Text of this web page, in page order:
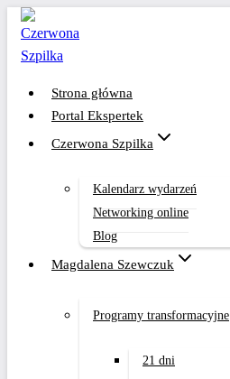
Przejdź
treści
Strona główna
Portal Ekspertek
Czerwona Szpilka
Kalendarz wydarzeń
Networking online
Blog
Magdalena Szewczuk
Programy transformacyjne
21 dni